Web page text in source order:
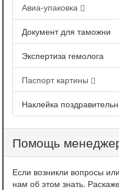
Авиа-упаковка
Документ для таможни
Экспертиза гемолога
Паспорт картины
Наклейка
Помощь
Если возникли вопросы
нам об этом знать.